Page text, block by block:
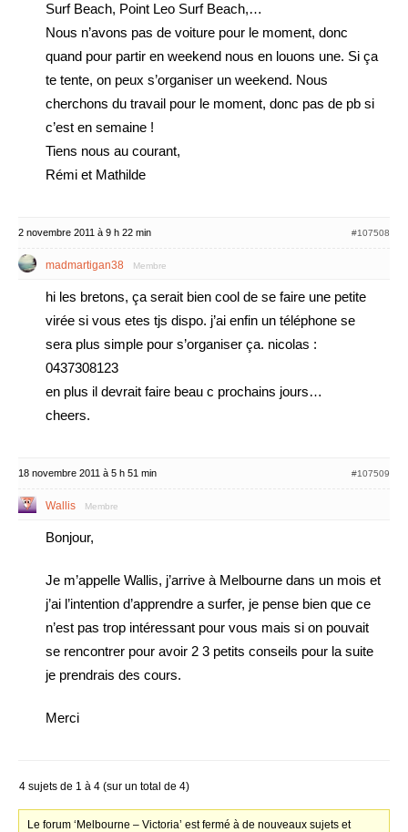
Surf Beach, Point Leo Surf Beach,…
Nous n’avons pas de voiture pour le moment, donc
quand pour partir en weekend nous en louons une. Si ça
te tente, on peux s’organiser un weekend. Nous
cherchons du travail pour le moment, donc pas de pb si
c’est en semaine !
Tiens nous au courant,
Rémi et Mathilde
2 novembre 2011 à 9 h 22 min #107508
madmartigan38 Membre
hi les bretons, ça serait bien cool de se faire une petite
virée si vous etes tjs dispo. j’ai enfin un téléphone se
sera plus simple pour s’organiser ça. nicolas :
0437308123
en plus il devrait faire beau c prochains jours…
cheers.
18 novembre 2011 à 5 h 51 min #107509
Wallis Membre
Bonjour,
Je m’appelle Wallis, j’arrive à Melbourne dans un mois et
j’ai l’intention d’apprendre a surfer, je pense bien que ce
n’est pas trop intéressant pour vous mais si on pouvait
se rencontrer pour avoir 2 3 petits conseils pour la suite
je prendrais des cours.
Merci
4 sujets de 1 à 4 (sur un total de 4)
Le forum ‘Melbourne – Victoria’ est fermé à de nouveaux sujets et